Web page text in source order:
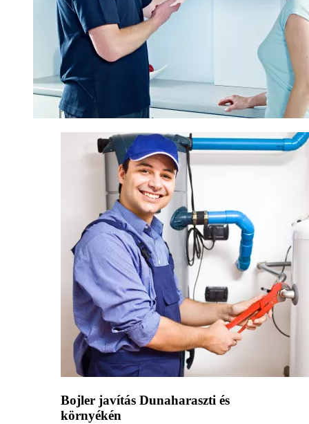
Bojler javítás Dunaharaszti és
környékén